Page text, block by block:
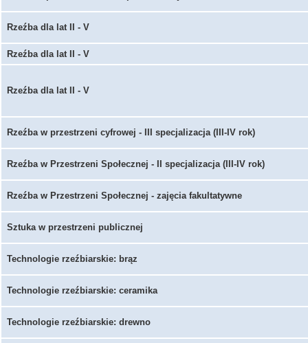
Rzeźba dla lat II - V
Rzeźba dla lat II - V
Rzeźba dla lat II - V
Rzeźba w przestrzeni cyfrowej - III specjalizacja (III-IV rok)
Rzeźba w Przestrzeni Społecznej - II specjalizacja (III-IV rok)
Rzeźba w Przestrzeni Społecznej - zajęcia fakultatywne
Sztuka w przestrzeni publicznej
Technologie rzeźbiarskie: brąz
Technologie rzeźbiarskie: ceramika
Technologie rzeźbiarskie: drewno